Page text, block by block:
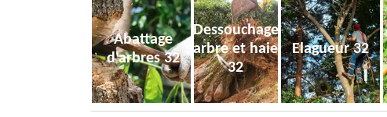
Abattage
d'arbres 32
Dessouchage
arbre et haie
32
Elagueur 32